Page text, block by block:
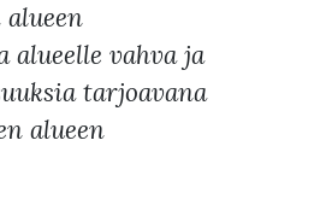
vahva ja
tarjoavana
alueen